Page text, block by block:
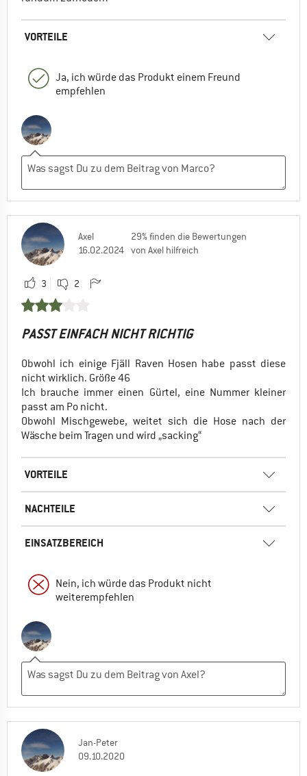
VORTEILE
Ja, ich würde das Produkt einem Freund
empfehlen
Axel
16.02.2024
29% finden die Bewertungen
von Axel hilfreich
3 2
PASST EINFACH NICHT RICHTIG
Obwohl ich einige Fjäll Raven Hosen habe passt diese
nicht wirklich. Größe 46
Ich brauche immer einen Gürtel, eine Nummer kleiner
passt am Po nicht.
Obwohl Mischgewebe, weitet sich die Hose nach der
Wäsche beim Tragen und wird „sacking“
VORTEILE
NACHTEILE
EINSATZBEREICH
Nein, ich würde das Produkt nicht
weiterempfehlen
Jan-Peter
09.10.2020